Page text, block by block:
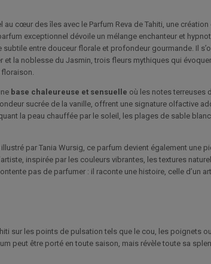
au cœur des îles avec le Parfum Reva de Tahiti, une
exceptionnel dévoile un mélange enchanteur et
subtile entre douceur florale et profondeur gourmande. Il
et la noblesse du Jasmin, trois fleurs mythiques qui
base chaleureuse et sensuelle où les notes terreuses
sucrée de la vanille, offrent une signature olfactive
la peau chauffée par le soleil, les plages de sable
par Tania Wursig, ce parfum devient également une
inspirée par les couleurs vibrantes, les textures
pas de parfumer : il raconte une histoire, celle d’un
sur les points de pulsation tels que le cou, les
peut être porté en toute saison, mais révèle toute sa